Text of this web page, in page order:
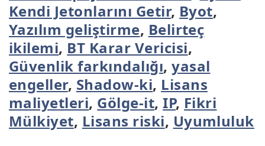
Kendi Jetonlarını Getir, Byot,
Yazılım geliştirme, Belirteç
ikilemi, BT Karar Vericisi,
Güvenlik farkındalığı,yasal
engeller, Shadow-ki, Lisans
maliyetleri, Gölge-it,IP, Fikri
Mülkiyet, Lisans riski, Uyumluluk